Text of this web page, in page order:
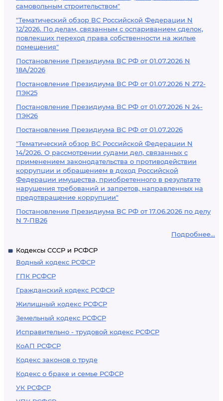
самовольным строительством"
"Тематический обзор ВС Российской Федерации N
12/2026. По делам, связанным с оспариванием сделок,
повлекших переход права собственности на жилые
помещения"
Постановление Президиума ВС РФ от 01.07.2026 N
18А/2026
Постановление Президиума ВС РФ от 01.07.2026 N 272-
ПЭК25
Постановление Президиума ВС РФ от 01.07.2026 N 24-
ПЭК26
Постановление Президиума ВС РФ от 01.07.2026
"Тематический обзор ВС Российской Федерации N
14/2026. О рассмотрении судами дел, связанных с
применением законодательства о противодействии
коррупции и обращением в доход Российской
Федерации имущества, приобретенного в результате
нарушения требований и запретов, направленных на
предотвращение коррупции"
Постановление Президиума ВС РФ от 17.06.2026 по делу
N 7-ПВ26
Подробнее...
Кодексы СССР и РСФСР
Водный кодекс РСФСР
ГПК РСФСР
Гражданский кодекс РСФСР
Жилищный кодекс РСФСР
Земельный кодекс РСФСР
Исправительно - трудовой кодекс РСФСР
КоАП РСФСР
Кодекс законов о труде
Кодекс о браке и семье РСФСР
УК РСФСР